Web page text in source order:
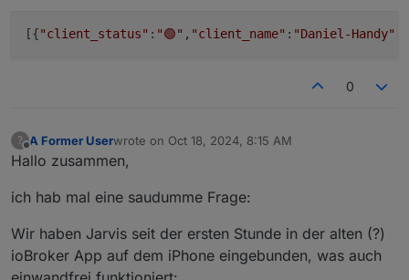
[{"client_status" : "🟢" , "client_name" : "Daniel-Handy"
0
?
Offline
A Former Userwrote on Oct 18, 2024, 8:15 AM
last edited by
Hallo zusammen,
ich hab mal eine saudumme Frage:
Wir haben Jarvis seit der ersten Stunde in der alten (?)
ioBroker App auf dem iPhone eingebunden, was auch